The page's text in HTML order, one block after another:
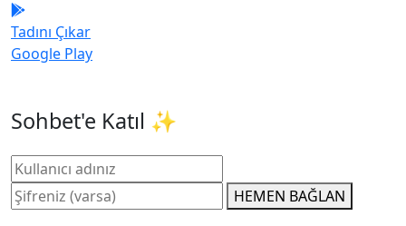
Sohbet'e Katıl ✨
HEMEN BAĞLAN
Tadını Çıkar
Google Play